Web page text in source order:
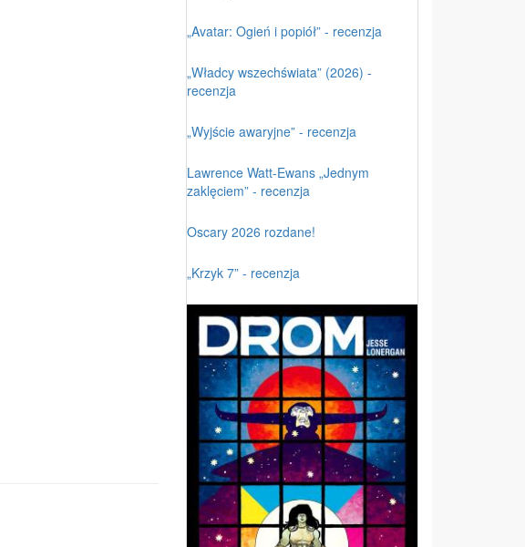
„Avatar: Ogień i popiół” - recenzja
„Władcy wszechświata” (2026) -
recenzja
„Wyjście awaryjne” - recenzja
Lawrence Watt-Ewans „Jednym
zaklęciem” - recenzja
Oscary 2026 rozdane!
„Krzyk 7” - recenzja